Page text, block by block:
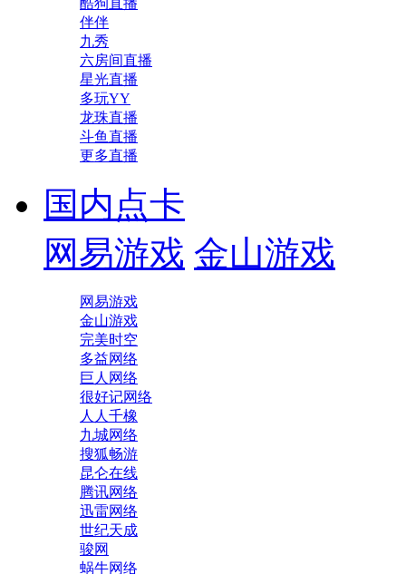
酷狗直播
伴伴
九秀
六房间直播
星光直播
多玩YY
龙珠直播
斗鱼直播
更多直播
国内点卡
网易游戏 金山游戏
网易游戏
金山游戏
完美时空
多益网络
巨人网络
很好记网络
人人千橡
九城网络
搜狐畅游
昆仑在线
腾讯网络
迅雷网络
世纪天成
骏网
蜗牛网络